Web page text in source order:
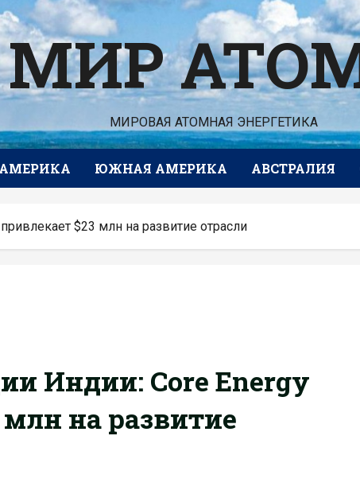
МИР
МИРОВАЯ АТОМНАЯ ЭНЕРГЕТИКА
АМЕРИКА ЮЖНАЯ АМЕРИКА АВСТРАЛИЯ
$23 млн на развитие отрасли
Индии: Core Energy
на развитие